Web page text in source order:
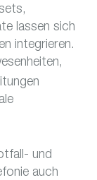
lassen sich
integrieren.
und
auch